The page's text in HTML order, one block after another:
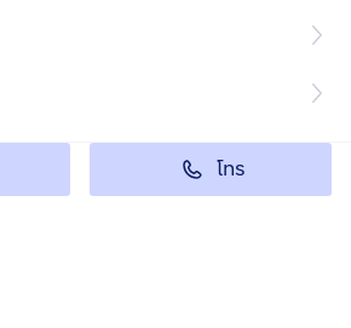
โทร